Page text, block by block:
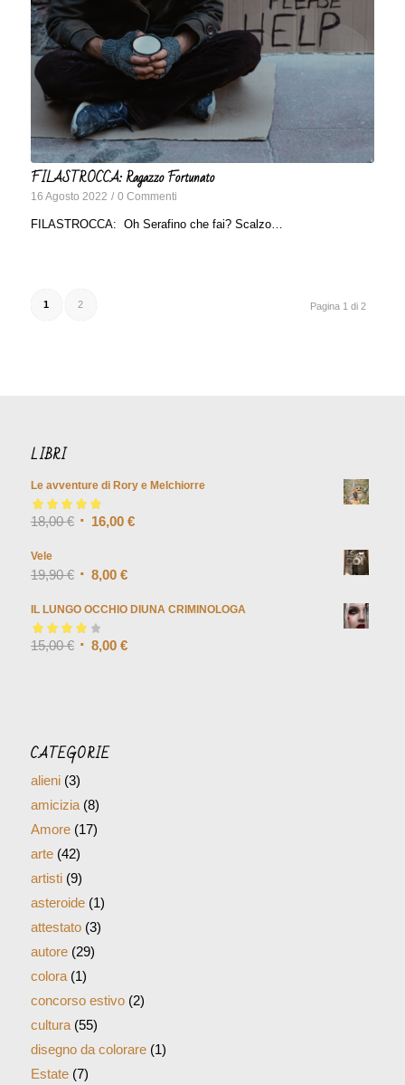
FILASTROCCA: Ragazzo Fortunato
16 Agosto 2022 / 0 Commenti
FILASTROCCA: Oh Serafino che fai? Scalzo…
Pagina 1 di 2
1 2
LIBRI
Le avventure di Rory e Melchiorre
Valutato5.00
su
18,00€ 16,00 €
Vele
19,90€ 8,00 €
IL LUNGO OCCHIO DIUNA CRIMINOLOGA
Valutato4.00
15,00€ 8,00 €
CATEGORIE
alieni(3)
amicizia(8)
Amore(17)
arte(42)
artisti(9)
asteroide(1)
attestato(3)
autore(29)
colora(1)
concorso estivo(2)
cultura(55)
disegno da colorare(1)
Estate(7)